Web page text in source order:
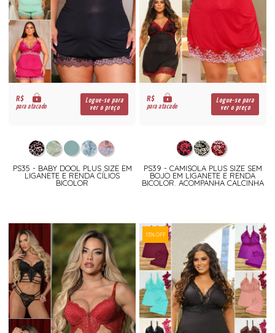
R$
para atacado
Logue-se para
ver o preço
PS35 - BABY DOOL PLUS SIZE EM
LIGANETE E RENDA CÍLIOS
BICOLOR
R$
para atacado
Logue-se para
ver o preço
PS39 - CAMISOLA PLUS SIZE SEM
BOJO EM LIGANETE E RENDA
BICOLOR. ACOMPANHA CALCINHA
13% OFF